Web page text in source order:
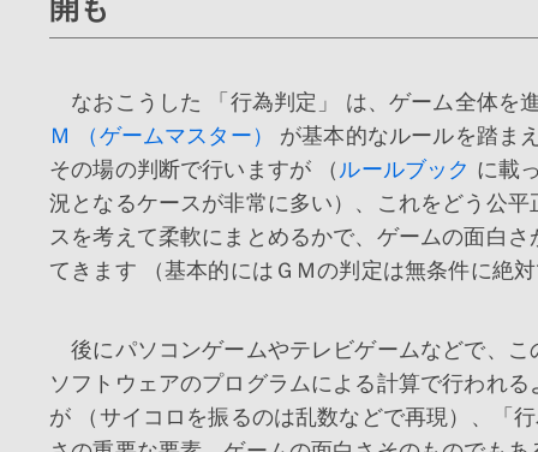
開も
なおこうした 「行為判定」 は、ゲーム全体を
Ｍ （ゲームマスター）
が基本的なルールを踏ま
その場の判断で行いますが （ ルールブック に載
況となるケースが非常に多い）、これをどう公平
スを考えて柔軟にまとめるかで、ゲームの面白さ
てきます （基本的にはＧＭの判定は無条件に絶
後にパソコンゲームやテレビゲームなどで、こ
ソフトウェアのプログラムによる計算で行われる
が （サイコロを振るのは乱数などで再現）、「